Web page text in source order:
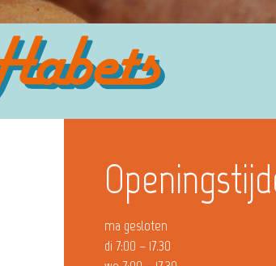
ma gesloten
di 7:00 – 17.30